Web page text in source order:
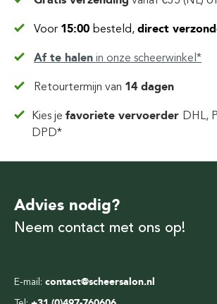
Voor 15:00 besteld, direct
Af te halen in onze scheerwinkel*
Retourtermijn van 14 dagen
Kies jefavoriete vervoerder DHL,
DPD*
E-mail: contact@scheersalon.nl
Advies nodig?
Neem contact met ons op!